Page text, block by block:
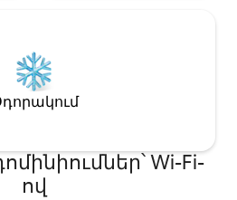
Wi-Fi-
ով